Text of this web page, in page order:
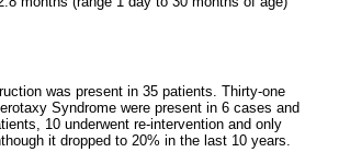
was present in 35 patients. Thirty-one
Syndrome were present in 6 cases and
10 underwent re-intervention and only
it dropped to 20% in the last 10 years.